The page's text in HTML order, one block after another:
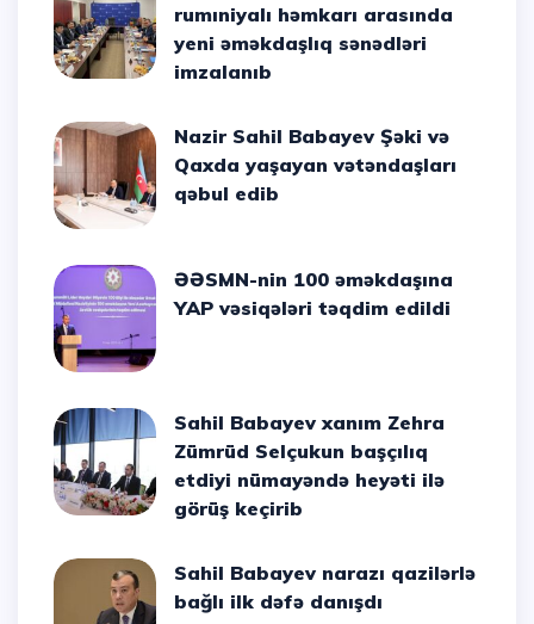
rumıniyalı həmkarı arasında
yeni əməkdaşlıq sənədləri
imzalanıb
Nazir Sahil Babayev Şəki və
Qaxda yaşayan vətəndaşları
qəbul edib
ƏƏSMN-nin 100 əməkdaşına
YAP vəsiqələri təqdim edildi
Sahil Babayev xanım Zehra
Zümrüd Selçukun başçılıq
etdiyi nümayəndə heyəti ilə
görüş keçirib
Sahil Babayev narazı qazilərlə
bağlı ilk dəfə danışdı